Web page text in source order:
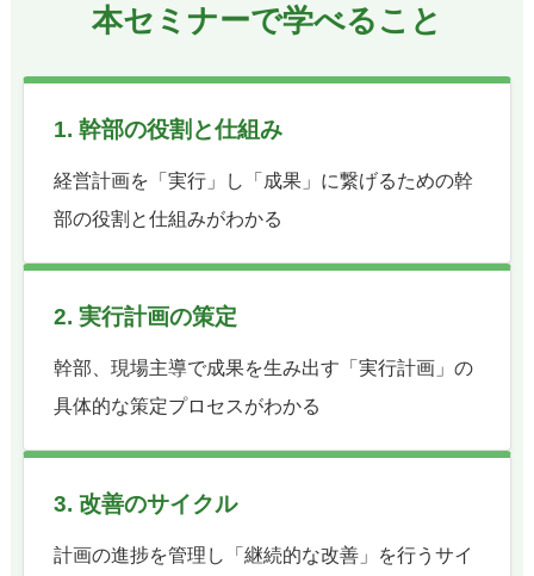
本セミナーで学べること
1. 幹部の役割と仕組み
経営計画を「実行」し「成果」に繋げるための幹
部の役割と仕組みがわかる
2. 実行計画の策定
幹部、現場主導で成果を生み出す「実行計画」の
具体的な策定プロセスがわかる
3. 改善のサイクル
計画の進捗を管理し「継続的な改善」を行うサイ